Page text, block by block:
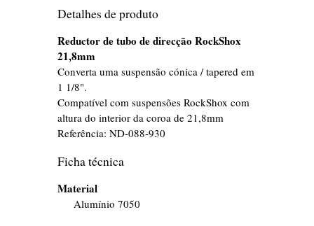
Detalhes de produto
Reductor de tubo de direcção RockShox
21,8mm
Converta uma suspensão cónica / tapered em
1 1/8".
Compatível com suspensões RockShox com
altura do interior da coroa de 21,8mm
Referência:ND-088-930
Ficha técnica
Material
Alumínio 7050